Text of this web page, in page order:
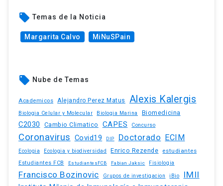
local_offer Temas de la Noticia
Margarita Calvo MiNuSPain
local_offer Nube de Temas
Academicos Alejandro Perez Matus Alexis Kalergis
Biologia Celular y Molecular Biologia Marina Biomedicina
C2030 Cambio Climatico CAPES Concurso
Coronavirus Covid19 DIP Doctorado ECIM
Ecologia Ecologia y biodiversidad Enrico Rezende estudiantes
Estudiantes FCB EstudiantesFCB Fabian Jaksic Fisiologia
Francisco Bozinovic Grupos de investigacion iBio IMII